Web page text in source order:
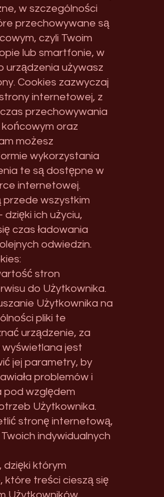
w szczególności
przechowywane są
czyli Twoim
lub smartfonie, w
urządzenia używasz
Cookies zazwyczaj
internetowej, z
przechowywania
oraz
możesz
wykorzystania
te są dostępne w
internetowej.
przede wszystkim
ich użyciu,
czas ładowania
odwiedzin.
stron
do Użytkownika.
Użytkownika na
pliki te
urządzenie, za
jest
jej parametry, by
problemów i
pod względem
Użytkownika.
stronę internetową,
indywidualnych
którym
które treści cieszą się
Użytkowników.